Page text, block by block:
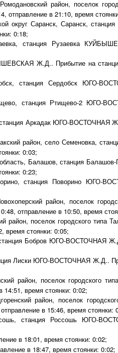
район, поселок
в 21:10, время
округ Саранск, Саранск,
0:18;
станция Рузаевка
Ж.Д.. Прибытие на
станция Сердобск ЮГО-
станция Ртищево-2 ЮГО-
станция Аркадак ЮГО-ВОСТОЧНАЯ
район, село Семеновка,
0:03;
область, Балашов, станция
0:23;
станция Поворино ЮГО-
район, поселок
отправление в 10:50, время
район, поселок городского
время стоянки: 0:05;
Бобров ЮГО-ВОСТОЧНАЯ
Лиски ЮГО-ВОСТОЧНАЯ Ж.Д..
район, поселок городского
время стоянки: 0:02;
район, поселок
в 15:46, время стоянки:
станция Россошь ЮГО-
в 18:01, время стоянки: 0:02;
в 18:47, время стоянки: 0:02;